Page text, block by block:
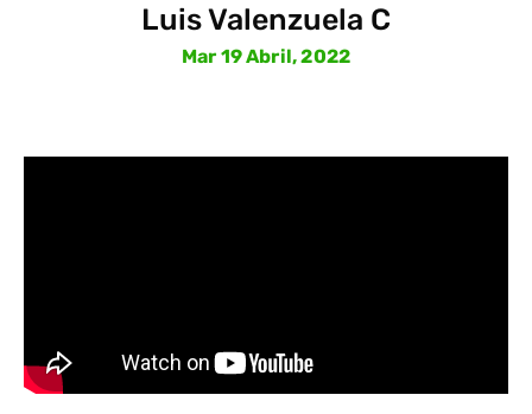
Luis Valenzuela C
Mar 19 Abril, 2022